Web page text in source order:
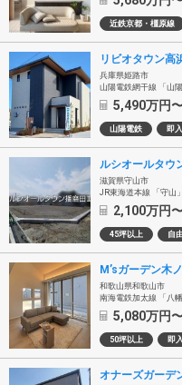
近鉄京都・橿原線
リビオタウン高
兵庫県姫路市
山陽電鉄網干線 「山
5,490万円
山陽電鉄 即
ルシオールタウ
滋賀県守山市
JR東海道本線 「守山
2,100万円
45坪以上 自
M’sガーデン木
和歌山県和歌山市
南海電鉄加太線 「八
5,080万円
50坪以上 即
オナーズガーデ